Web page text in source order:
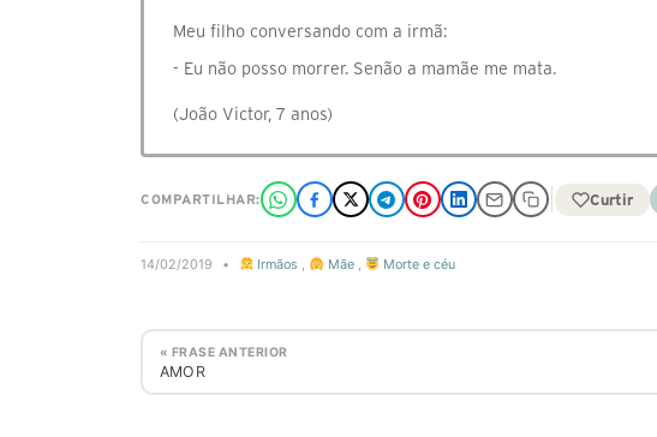
Meu filho conversando com a irmã:
- Eu não posso morrer. Senão a mamãe me mata.
(João Victor, 7 anos)
COMPARTILHAR: Curtir
14/02/2019 • Irmãos , Mãe, Morte e céu
« FRASE ANTERIOR
AMOR